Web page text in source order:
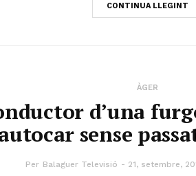
CONTINUA LLEGINT
ÀGER
d’una
sense
Per Balaguer Televisió 21, setembre,